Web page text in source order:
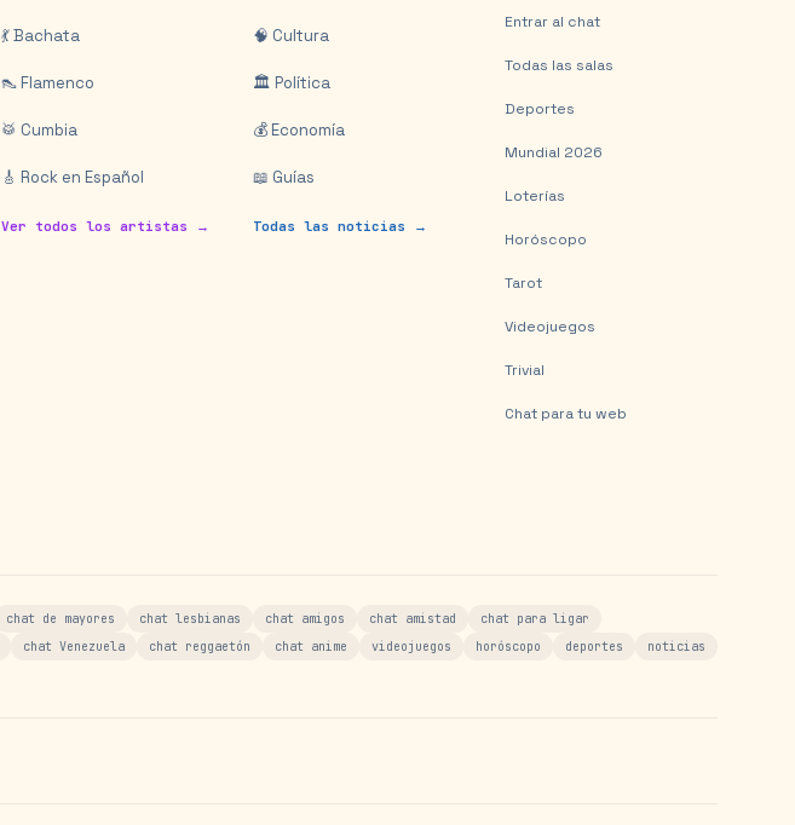
💃 Bachata
👠 Flamenco
🥁 Cumbia
🎸 Rock en Español
Ver todos los artistas →
🧠 Cultura
🏛️ Política
💰 Economía
📖 Guías
Todas las noticias →
Entrar al chat
Todas las salas
Deportes
Mundial 2026
Loterías
Horóscopo
Tarot
Videojuegos
Trivial
Chat para tu web
chat de mayores chat lesbianas chat amigos chat amistad
chat para ligar
chat Venezuela chat reggaetón chat anime videojuegos horóscopo deportes
noticias